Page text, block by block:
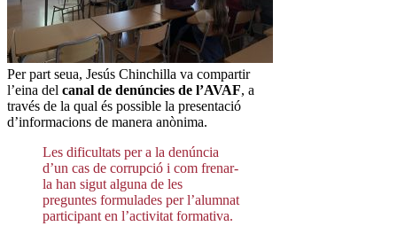
Per part seua, Jesús Chinchilla va compartir
l’eina del canal de denúncies de l’AVAF, a
través de la qual és possible la presentació
d’informacions de manera anònima.
Les dificultats per a la denúncia
d’un cas de corrupció i com frenar-
la han sigut alguna de les
preguntes formulades per l’alumnat
participant en l’activitat formativa.